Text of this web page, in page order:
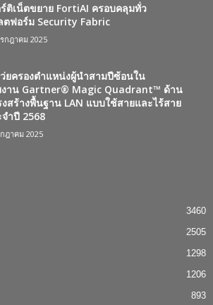
ร์ติเน็ตขยาย FortiAI ครอบคลุมทั่ว
ตฟอร์ม Security Fabric
กฎาคม 2025
ยครองตำแหน่งผู้นำสามปีซ้อนใน
งาน Gartner® Magic Quadrant™ ด้าน
สร้างพื้นฐาน LAN แบบใช้สายและไร้สาย
ำปี 2568
ฎาคม 2025
3460
2505
1298
1206
893